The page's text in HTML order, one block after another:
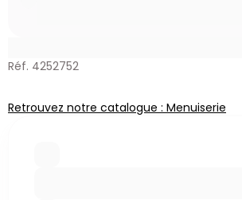
Réf. 4252752
Retrouvez notre catalogue : Menuiserie